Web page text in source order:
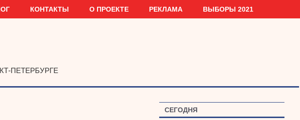
КОНТАКТЫ О ПРОЕКТЕ РЕКЛАМА ВЫБОРЫ 2021
ПЕТЕРБУРГЕ
СЕГОДНЯ